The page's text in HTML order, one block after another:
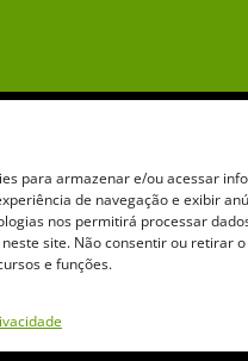
para armazenar e/ou acessar
de navegação e exibir
nos permitirá processar
site. Não consentir ou retirar
e funções.